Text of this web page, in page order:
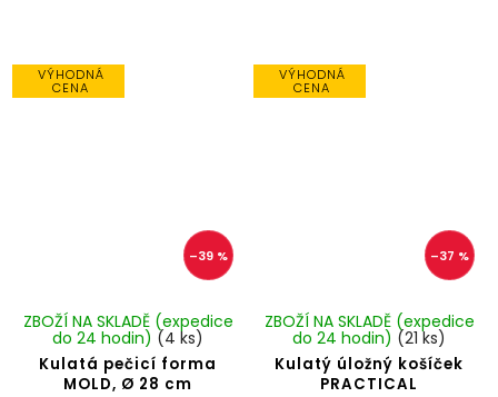
VÝHODNÁ
CENA
–39 %
Kulatá pečicí forma
MOLD, Ø 28 cm
ZBOŽÍ NA SKLADĚ (expedice
do 24 hodin) (4 ks)
VÝHODNÁ
CENA
–37 %
Kulatý úložný košíček
PRACTICAL
ZBOŽÍ NA SKLADĚ (expedice
do 24 hodin) (21 ks)